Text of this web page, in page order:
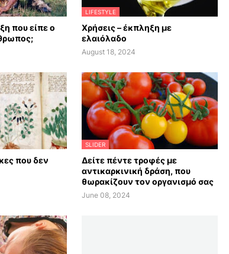
που είπε ο
LIFESTYLE
Χρήσεις – έκπληξη με
ελαιόλαδο
August 18, 2024
που δεν
SLIDER
Δείτε πέντε τροφές με
αντικαρκινική δράση, που
θωρακίζουν τον οργανισμό σας
June 08, 2024